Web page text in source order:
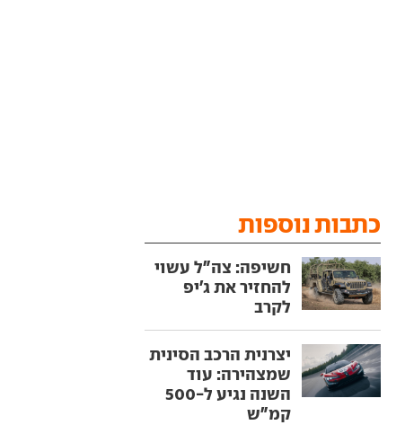
כתבות נוספות
חשיפה: צה"ל עשוי
להחזיר את ג'יפ
לקרב
יצרנית הרכב הסינית
שמצהירה: עוד
השנה נגיע ל-500
קמ"ש